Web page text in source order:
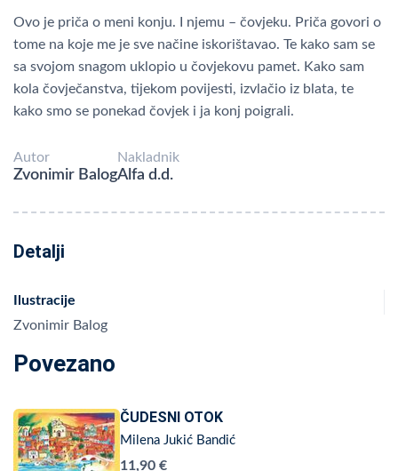
Ovo je priča o meni konju. I njemu – čovjeku. Priča govori o
tome na koje me je sve načine iskorištavao. Te kako sam se
sa svojom snagom uklopio u čovjekovu pamet. Kako sam
kola čovječanstva, tijekom povijesti, izvlačio iz blata, te
kako smo se ponekad čovjek i ja konj poigrali.
Autor
Zvonimir Balog
Nakladnik
Alfa d.d.
Detalji
Ilustracije
Zvonimir Balog
Povezano
ČUDESNI OTOK
Milena Jukić Bandić
11,90 €